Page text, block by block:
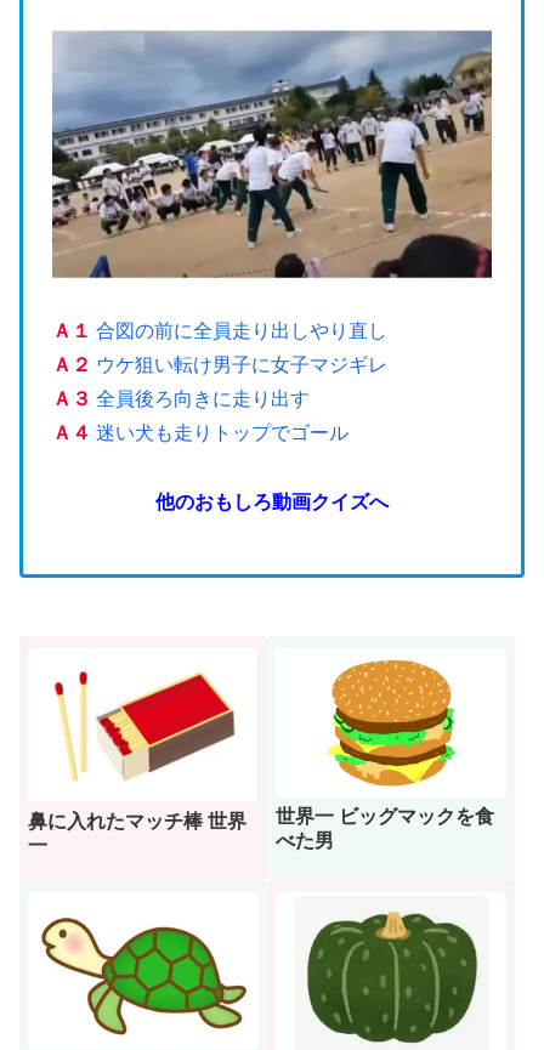
Ａ１ 合図の前に全員走り出しやり直し
Ａ２ ウケ狙い転け男子に女子マジギレ
Ａ３ 全員後ろ向きに走り出す
Ａ４ 迷い犬も走りトップでゴール
他のおもしろ動画クイズへ
鼻に入れたマッチ棒 世界
一
世界一 ビッグマックを食
べた男